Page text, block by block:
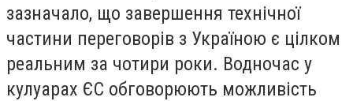
зазначало, що завершення технічної
частини переговорів з Україною є цілком
реальним за чотири роки. Водночас у
кулуарах ЄС обговорюють можливість